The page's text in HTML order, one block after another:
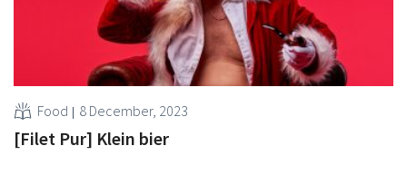
Food 8 December, 2023
[Filet Pur] Klein bier